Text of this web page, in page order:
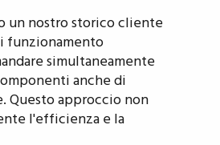
un nostro storico cliente
funzionamento
simultaneamente
anche di
Questo approccio non
l'efficienza e la